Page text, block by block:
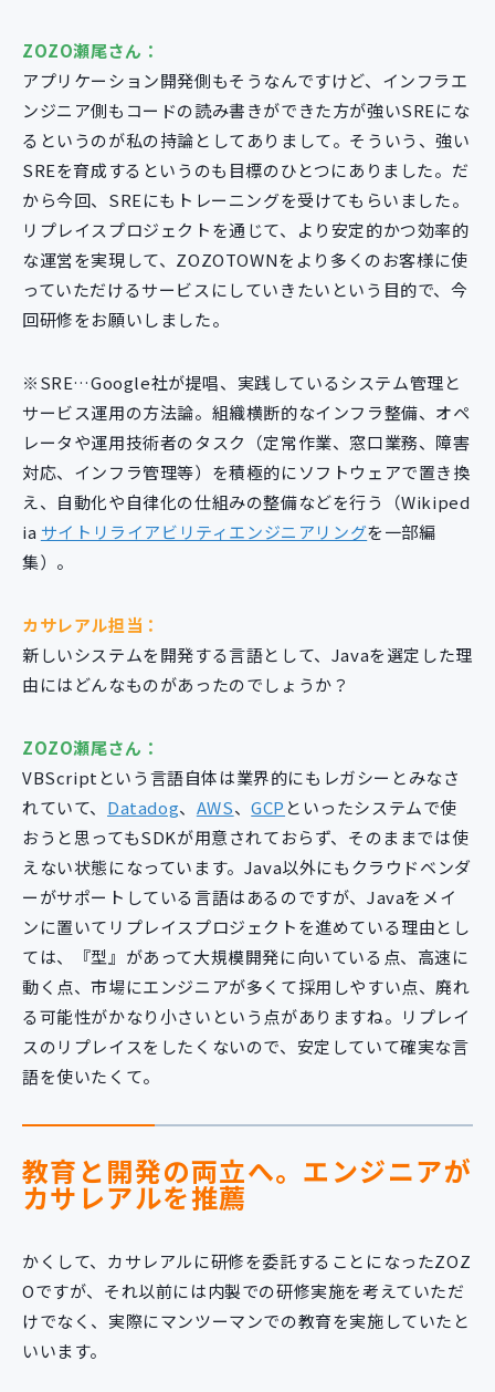
ZOZO瀬尾さん：
アプリケーション開発側もそうなんですけど、インフラエ
ンジニア側もコードの読み書きができた方が強いSREにな
るというのが私の持論としてありまして。そういう、強い
SREを育成するというのも目標のひとつにありました。だ
から今回、SREにもトレーニングを受けてもらいました。
リプレイスプロジェクトを通じて、より安定的かつ効率的
な運営を実現して、ZOZOTOWNをより多くのお客様に使
っていただけるサービスにしていきたいという目的で、今
回研修をお願いしました。
※SRE…Google社が提唱、実践しているシステム管理と
サービス運用の方法論。組織横断的なインフラ整備、オペ
レータや運用技術者のタスク（定常作業、窓口業務、障害
対応、インフラ管理等）を積極的にソフトウェアで置き換
え、自動化や自律化の仕組みの整備などを行う（Wikiped
ia サイトリライアビリティエンジニアリングを一部編
集）。
カサレアル担当：
新しいシステムを開発する言語として、Javaを選定した理
由にはどんなものがあったのでしょうか？
ZOZO瀬尾さん：
VBScriptという言語自体は業界的にもレガシーとみなさ
れていて、 Datadog、 AWS、GCP といったシステムで使
おうと思ってもSDKが用意されておらず、そのままでは使
えない状態になっています。Java以外にもクラウドベンダ
ーがサポートしている言語はあるのですが、Javaをメイ
ンに置いてリプレイスプロジェクトを進めている理由とし
ては、『型』があって大規模開発に向いている点、高速に
動く点、市場にエンジニアが多くて採用しやすい点、廃れ
る可能性がかなり小さいという点がありますね。リプレイ
スのリプレイスをしたくないので、安定していて確実な言
語を使いたくて。
教育と開発の両立へ。エンジニアが
カサレアルを推薦
かくして、カサレアルに研修を委託することになったZOZ
Oですが、それ以前には内製での研修実施を考えていただ
けでなく、実際にマンツーマンでの教育を実施していたと
いいます。